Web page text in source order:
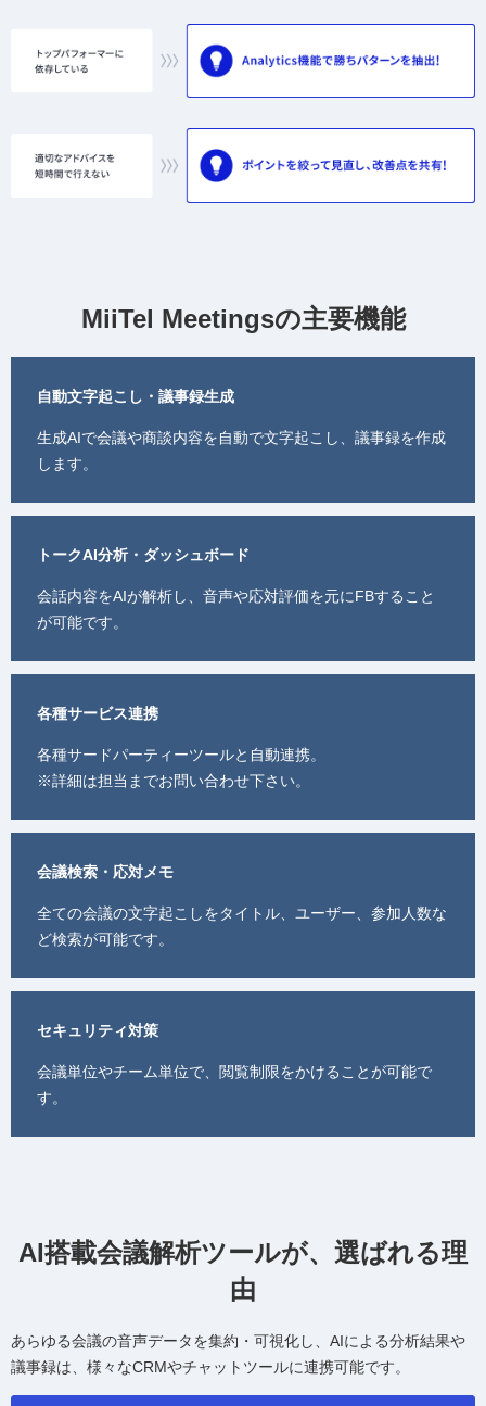
MiiTel Meetingsの主要機能
自動文字起こし・議事録生成
生成AIで会議や商談内容を自動で文字起こし、議事録を作成
します。
トークAI分析・ダッシュボード
会話内容をAIが解析し、音声や応対評価を元にFBすること
が可能です。
各種サービス連携
各種サードパーティーツールと自動連携。
※詳細は担当までお問い合わせ下さい。
会議検索・応対メモ
全ての会議の文字起こしをタイトル、ユーザー、参加人数な
ど検索が可能です。
セキュリティ対策
会議単位やチーム単位で、閲覧制限をかけることが可能で
す。
AI搭載会議解析ツールが、選ばれる理
由
あらゆる会議の音声データを集約・可視化し、AIによる分析結果や
議事録は、様々なCRMやチャットツールに連携可能です。